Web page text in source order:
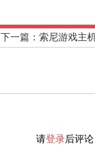
下一篇：索尼游戏主
请登录后评论